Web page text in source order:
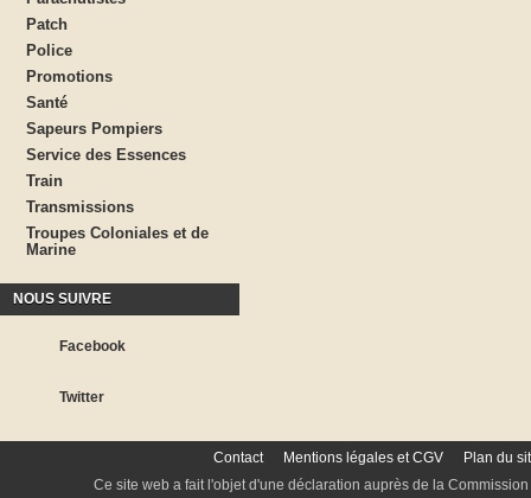
Patch
Police
Promotions
Santé
Sapeurs Pompiers
Service des Essences
Train
Transmissions
Troupes Coloniales et de
Marine
NOUS SUIVRE
Facebook
Twitter
Contact Mentions légales et CGV
Plan du
Ce site web a fait l'objet d'une déclaration auprès de la